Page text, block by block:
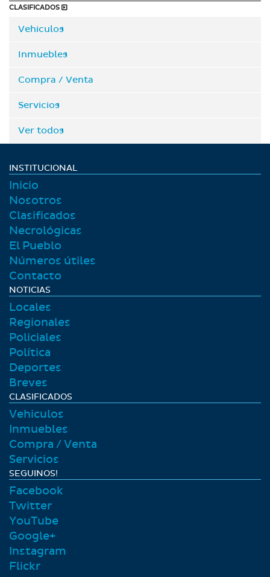
CLASIFICADOS
Vehiculos
Inmuebles
Compra / Venta
Servicios
Ver todos
INSTITUCIONAL
Inicio
Nosotros
Clasificados
Necrológicas
El Pueblo
Números útiles
Contacto
NOTICIAS
Locales
Regionales
Policiales
Polí­tica
Deportes
Breves
CLASIFICADOS
Vehiculos
Inmuebles
Compra / Venta
Servicios
SEGUINOS!
Facebook
Twitter
YouTube
Google+
Instagram
Flickr